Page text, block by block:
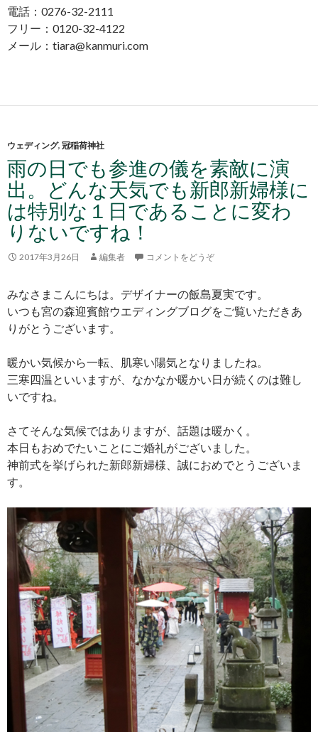
電話：0276-32-2111
フリー：0120-32-4122
メール：tiara@kanmuri.com
ウェディング, 冠稲荷神社
雨の日でも参進の儀を素敵に演
出。どんな天気でも新郎新婦様に
は特別な１日であることに変わ
りないですね！
2017年3月26日 編集者 コメントをどうぞ
みなさまこんにちは。デザイナーの飯島夏実です。
いつも宮の森迎賓館ウエディングブログをご覧いただきあ
りがとうございます。
暖かい気候から一転、肌寒い陽気となりましたね。
三寒四温といいますが、なかなか暖かい日が続くのは難し
いですね。
さてそんな気候ではありますが、話題は暖かく。
本日もおめでたいことにご婚礼がございました。
神前式を挙げられた新郎新婦様、誠におめでとうございま
す。